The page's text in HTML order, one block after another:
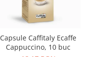
Capsule Caffitaly Ecaffe
Cappuccino, 10 buc